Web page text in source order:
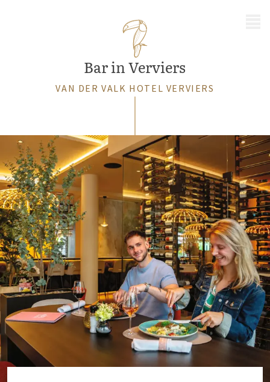
Bar in Verviers
VAN DER VALK HOTEL VERVIERS